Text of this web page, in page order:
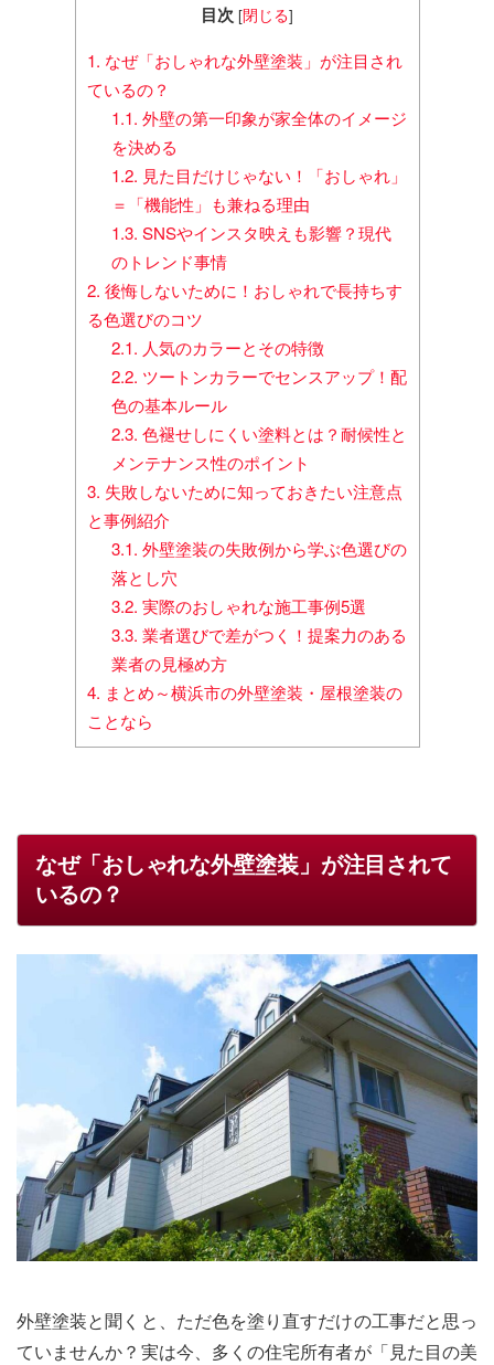
目次 [閉じる]
1. なぜ「おしゃれな外壁塗装」が注目され
ているの？
1.1. 外壁の第一印象が家全体のイメージ
を決める
1.2. 見た目だけじゃない！「おしゃれ」
＝「機能性」も兼ねる理由
1.3. SNSやインスタ映えも影響？現代
のトレンド事情
2. 後悔しないために！おしゃれで長持ちす
る色選びのコツ
2.1. 人気のカラーとその特徴
2.2. ツートンカラーでセンスアップ！配
色の基本ルール
2.3. 色褪せしにくい塗料とは？耐候性と
メンテナンス性のポイント
3. 失敗しないために知っておきたい注意点
と事例紹介
3.1. 外壁塗装の失敗例から学ぶ色選びの
落とし穴
3.2. 実際のおしゃれな施工事例5選
3.3. 業者選びで差がつく！提案力のある
業者の見極め方
4. まとめ～横浜市の外壁塗装・屋根塗装の
ことなら
なぜ「おしゃれな外壁塗装」が注目されて
いるの？
外壁塗装と聞くと、ただ色を塗り直すだけの工事だと思っ
ていませんか？実は今、多くの住宅所有者が「見た目の美